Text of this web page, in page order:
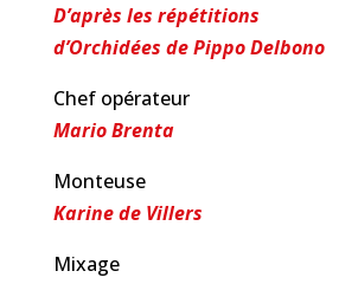
D’après les répétitions
d’Orchidées de Pippo Delbono
Chef opérateur
Mario Brenta
Monteuse
Karine de Villers
Mixage